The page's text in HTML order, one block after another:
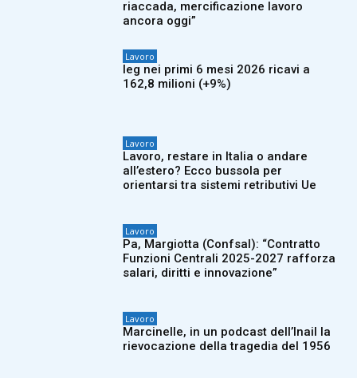
riaccada, mercificazione lavoro
ancora oggi”
Lavoro
Ieg nei primi 6 mesi 2026 ricavi a
162,8 milioni (+9%)
Lavoro
Lavoro, restare in Italia o andare
all’estero? Ecco bussola per
orientarsi tra sistemi retributivi Ue
Lavoro
Pa, Margiotta (Confsal): “Contratto
Funzioni Centrali 2025-2027 rafforza
salari, diritti e innovazione”
Lavoro
Marcinelle, in un podcast dell’Inail la
rievocazione della tragedia del 1956